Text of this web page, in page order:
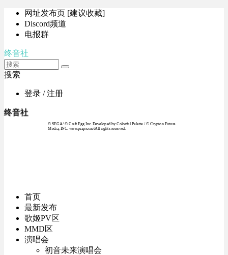
网址发布页 [建议收藏]
Discord频道
电报群
终音社
搜索
登录 / 注册
终音社
© SEGA / © Craft Egg Inc. Developed by Colorful Palette / © Crypton Future
Media, INC. www.piapro.netAll rights reserved.
首页
最新发布
歌姬PV区
MMD区
演唱会
初音未来演唱会